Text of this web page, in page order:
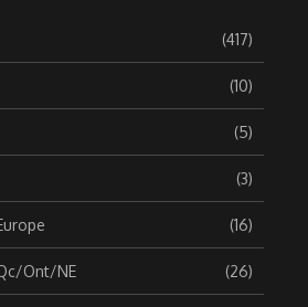
(417)
(10)
(5)
(3)
(16)
Ont/NE (26)